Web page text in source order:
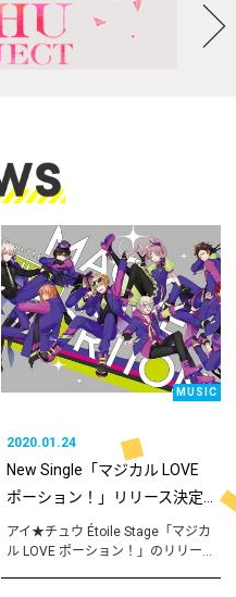
MUSIC
2020.01.24
New Single「マジカル LOVE
ポーション！」リリース決定...
アイ★チュウ Étoile Stage「マジカ
ル LOVE ポーション！」のリリー...